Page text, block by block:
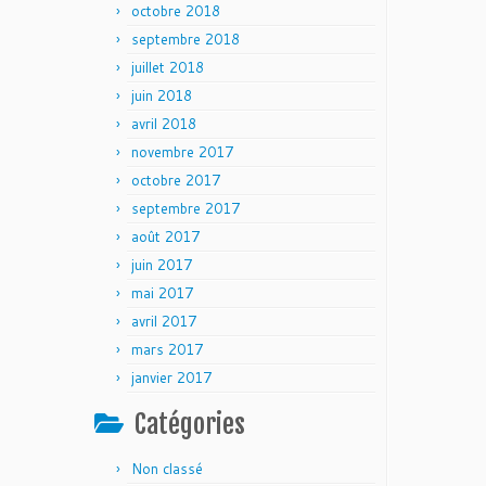
octobre 2018
septembre 2018
juillet 2018
juin 2018
avril 2018
novembre 2017
octobre 2017
septembre 2017
août 2017
juin 2017
mai 2017
avril 2017
mars 2017
janvier 2017
Catégories
Non classé